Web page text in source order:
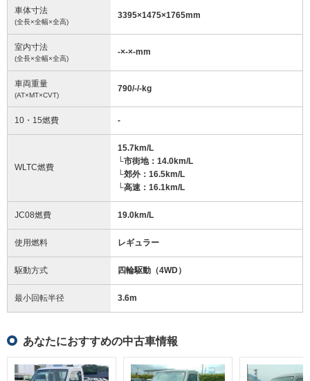
車体寸法
(全長×全幅×全高)
3395×1475×1765mm
室内寸法
(全長×全幅×全高)
-×-×-mm
車両重量
(AT×MT×CVT)
790/-/-kg
10・15燃費 -
WLTC燃費
15.7km/L
└市街地：14.0km/L
└郊外：16.5km/L
└高速：16.1km/L
JC08燃費 19.0km/L
使用燃料 レギュラー
駆動方式 四輪駆動（4WD）
最小回転半径 3.6m
あなたにおすすめの中古車情報